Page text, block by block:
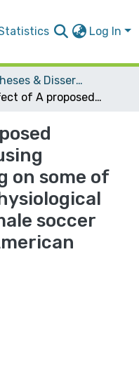
Log In
Student Theses & Dissertations
The Effect of A proposed Training Program using Plyometric Training on some of the Physical and Physiological abilities amongst male soccer team in The Arab American University
on some of
soccer